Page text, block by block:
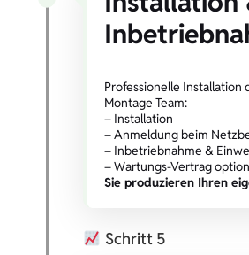
Professionelle Installation
Montage Team:
– Installation
– Anmeldung beim
– Inbetriebnahme &
– Wartungs-Vertrag
Sie produzieren Ihren
Schritt 5